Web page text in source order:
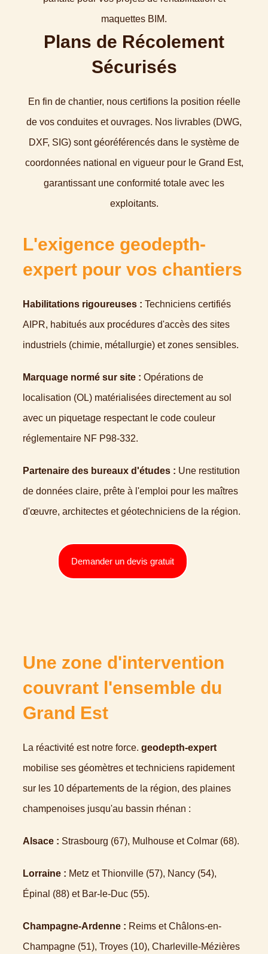
maquettes BIM.
Plans de Récolement
Sécurisés
En fin de chantier, nous certifions la position réelle
de vos conduites et ouvrages. Nos livrables (DWG,
DXF, SIG) sont géoréférencés dans le système de
coordonnées national en vigueur pour le Grand Est,
garantissant une conformité totale avec les
exploitants.
L'exigence geodepth-
expert pour vos chantiers
Habilitations rigoureuses : Techniciens certifiés
AIPR, habitués aux procédures d'accès des sites
industriels (chimie, métallurgie) et zones sensibles.
Marquage normé sur site : Opérations de
localisation (OL) matérialisées directement au sol
avec un piquetage respectant le code couleur
réglementaire NF P98-332.
Partenaire des bureaux d'études : Une restitution
de données claire, prête à l'emploi pour les maîtres
d'œuvre, architectes et géotechniciens de la région.
Demander un devis gratuit
Une zone d'intervention
couvrant l'ensemble du
Grand Est
La réactivité est notre force. geodepth-expert
mobilise ses géomètres et techniciens rapidement
sur les 10 départements de la région, des plaines
champenoises jusqu'au bassin rhénan :
Alsace : Strasbourg (67), Mulhouse et Colmar (68).
Lorraine : Metz et Thionville (57), Nancy (54),
Épinal (88) et Bar-le-Duc (55).
Champagne-Ardenne : Reims et Châlons-en-
Champagne (51), Troyes (10), Charleville-Mézières